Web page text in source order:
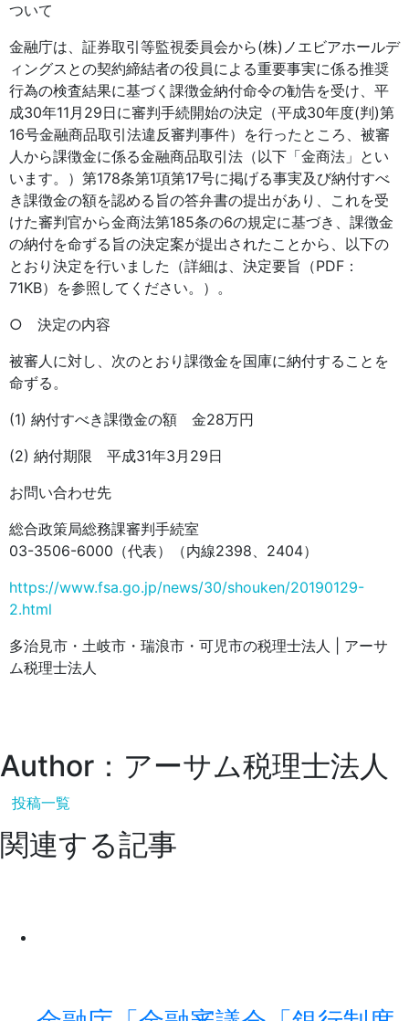
ついて
金融庁は、証券取引等監視委員会から(株)ノエビアホールデ
ィングスとの契約締結者の役員による重要事実に係る推奨
行為の検査結果に基づく課徴金納付命令の勧告を受け、平
成30年11月29日に審判手続開始の決定（平成30年度(判)第
16号金融商品取引法違反審判事件）を行ったところ、被審
人から課徴金に係る金融商品取引法（以下「金商法」とい
います。）第178条第1項第17号に掲げる事実及び納付すべ
き課徴金の額を認める旨の答弁書の提出があり、これを受
けた審判官から金商法第185条の6の規定に基づき、課徴金
の納付を命ずる旨の決定案が提出されたことから、以下の
とおり決定を行いました（詳細は、決定要旨（PDF：
71KB）を参照してください。）。
○ 決定の内容
被審人に対し、次のとおり課徴金を国庫に納付することを
命ずる。
(1) 納付すべき課徴金の額 金28万円
(2) 納付期限 平成31年3月29日
お問い合わせ先
総合政策局総務課審判手続室
03-3506-6000（代表）（内線2398、2404）
https://www.fsa.go.jp/news/30/shouken/20190129-
2.html
多治見市・土岐市・瑞浪市・可児市の税理士法人 | アーサ
ム税理士法人
Author：アーサム税理士法人
投稿一覧
関連する記事